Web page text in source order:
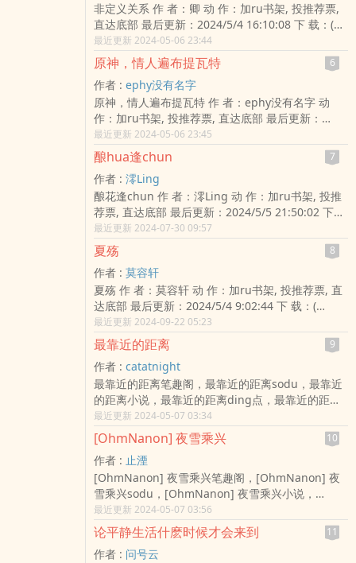
非定义关系 作 者：卿 动 作：加ru书架, 投推荐票,
直达底部 最后更新：2024/5/4 16:10:08 下 载：(
TXT,CHM,UMD,JAR,APK,HTML )
最近更新 2024-05-06 23:44
原神，情人遍布提瓦特 6
作者 : ephy没有名字
原神，情人遍布提瓦特 作 者：ephy没有名字 动
作：加ru书架, 投推荐票, 直达底部 最后更新：
2024/5/4 10:03:57 下 载：(
TXT,CHM,UMD,JAR,APK,HTML )
最近更新 2024-05-06 23:45
酿hua逢chun 7
作者 : 澪Ling
酿花逢chun 作 者：澪Ling 动 作：加ru书架, 投推
荐票, 直达底部 最后更新：2024/5/5 21:50:02 下
载：( TXT,CHM,UMD,JAR,APK,HTML )
最近更新 2024-07-30 09:57
夏殇 8
作者 : 莫容轩
夏殇 作 者：莫容轩 动 作：加ru书架, 投推荐票, 直
达底部 最后更新：2024/5/4 9:02:44 下 载：(
TXT,CHM,UMD,JAR,APK,HTML )
最近更新 2024-09-22 05:23
最靠近的距离 9
作者 : catatnight
最靠近的距离笔趣阁，最靠近的距离sodu，最靠近
的距离小说，最靠近的距离ding点，最靠近的距离
catatnight，经历生死关tou与离别之後，戚仲翔这
位少爷总算能如愿和最心ai的小星谈恋ai了，一切都
会 ...
最近更新 2024-05-07 03:34
[OhmNanon] 夜雪乘兴 10
作者 : 止湮
[OhmNanon] 夜雪乘兴笔趣阁，[OhmNanon] 夜
雪乘兴sodu，[OhmNanon] 夜雪乘兴小说，
[OhmNanon] 夜雪乘兴ding点，[OhmNanon] 夜
雪乘兴止湮，OhmNanon 泰腐真人同人RPSOhm
隔离期间，两人连线开IG直播宣传FAN ...
最近更新 2024-05-07 03:56
论平静生活什麽时候才会来到 11
作者 : 问号云